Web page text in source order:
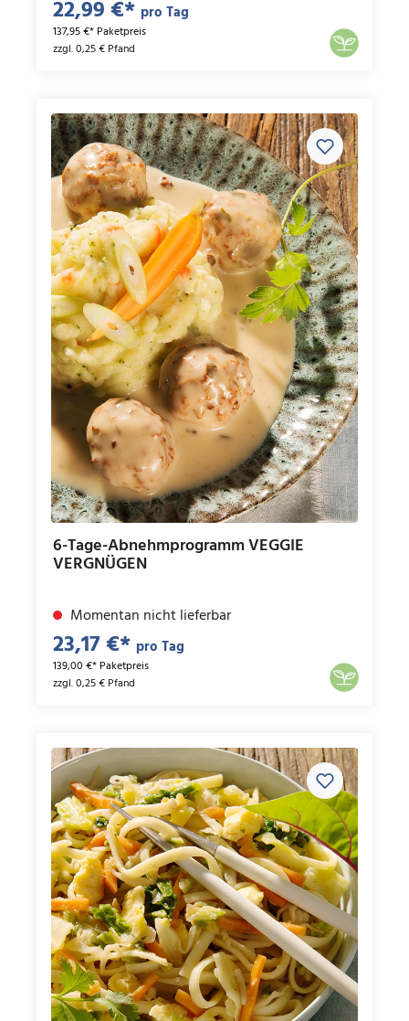
22,99 €* pro Tag
137,95 €* Paketpreis
zzgl. 0,25 € Pfand
6-Tage-Abnehmprogramm VEGGIE
VERGNÜGEN
Momentan nicht lieferbar
23,17 €* pro Tag
139,00 €* Paketpreis
zzgl. 0,25 € Pfand